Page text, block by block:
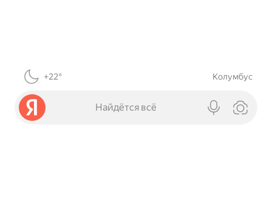
+22° Колумбус
Найдётся всё